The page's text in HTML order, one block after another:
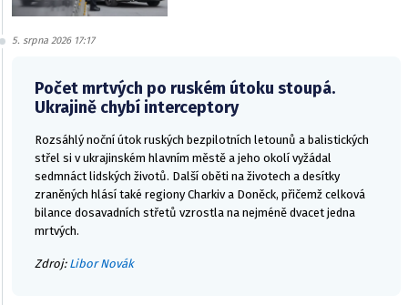
5. srpna 2026 17:17
Počet mrtvých po ruském útoku stoupá.
Ukrajině chybí interceptory
Rozsáhlý noční útok ruských bezpilotních letounů a balistických
střel si v ukrajinském hlavním městě a jeho okolí vyžádal
sedmnáct lidských životů. Další oběti na životech a desítky
zraněných hlásí také regiony Charkiv a Doněck, přičemž celková
bilance dosavadních střetů vzrostla na nejméně dvacet jedna
mrtvých.
Zdroj: Libor Novák